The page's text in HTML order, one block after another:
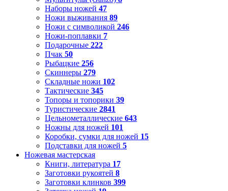
Наборы ножей 47
Ножи выживания 89
Ножи с символикой 246
Ножи-поплавки 7
Подарочные 222
Пчак 50
Рыбацкие 256
Скиннеры 279
Складные ножи 102
Тактические 345
Топоры и топорики 39
Туристические 2841
Цельнометаллические 643
Ножны для ножей 101
Коробки, сумки для ножей 15
Подставки для ножей 5
Ножевая мастерская
Книги, литература 17
Заготовки рукоятей 8
Заготовки клинков 399